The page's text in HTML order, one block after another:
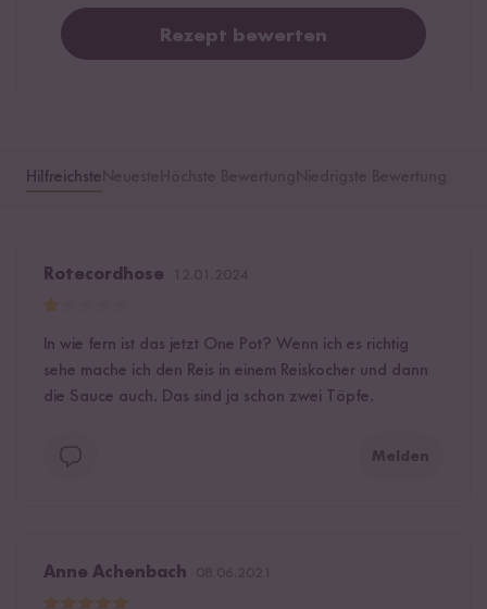
Rezept bewerten
Hilfreichste
Rotecordhose
In wie fern ist das jetzt One Pot? Wenn ich es richtig
sehe mache ich den Reis in einem Reiskocher und dann
die Sauce auch. Das sind ja schon zwei Töpfe.
Melden
Anne Achenbach